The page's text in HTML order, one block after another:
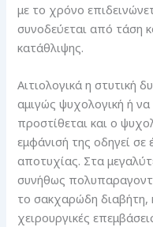
με το χρόνο
συνοδεύεται από τάση
κατάθλιψης.
Αιτιολογικά η στυτική
αμιγώς ψυχολογική ή
προστίθεται και ο
εμφάνισή της οδηγεί
αποτυχίας. Στα
συνήθως
το σακχαρώδη διαβήτη,
χειρουργικές